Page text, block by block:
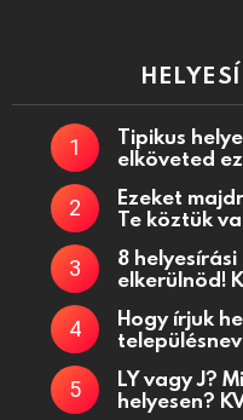
Tipikus
elköveted
Ezeket
Te köztük
8
elkerülnöd!
Hogy írjuk
LY vagy J?
helyesen?